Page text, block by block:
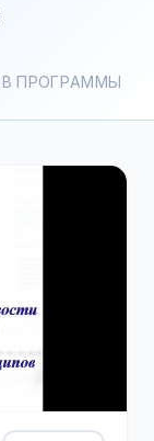
ПРОГРАММЫ